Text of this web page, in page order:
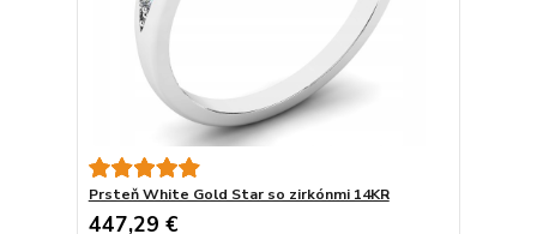
Prsteň White Gold Star so zirkónmi 14KR
447,29 €